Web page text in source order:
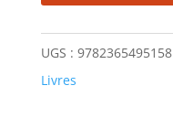
DE
LA
UGS : 9782365495158
Livres